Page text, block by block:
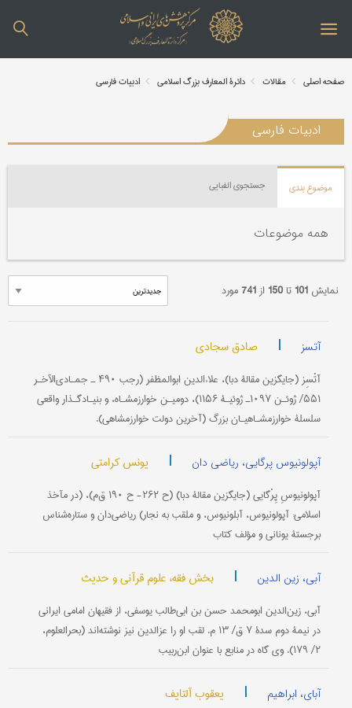
صفحه اصلی مقالات دائرة المعارف بزرگ اسلامی ادبیات فارسی
ادبیات فارسی
موضوع بندی جستجوی الفبایی
همه موضوعات
نمایش 101تا150 از741مورد
آتسز | صادق سجادی
آتْسِز (جایگزین مقالۀ دبا)، علاءالدين ابوالمظفر (رجب ۴۹۰ ـ جمـادی‌الآخـر
۵۵۱/ ژوئـن ۱۰۹۷ـ ژوئیـۀ ۱۱۵۶)، دومیـن خوارزمشـاه، و بنیـادگـذار واقعی
سلسلۀ خوارزمشـاهیـان بزرگ (آخرین دولت خوارزمشاهی).
آپولونیوس پرگایی، ریاضی دان | یونس کرامتی
آپولونیوسِ پِرْگایی (جایگزین مقالۀ دبا) (ح ۲۶۲- ح ۱۹۰ ق‌م)، (در مآخذ
اسلامی: آپولونیوس، آبلونیوس، و ملقب به نجار) ریاضی‌دان و ستاره‌شناس
برجستۀ یونانی و مؤلف کتاب
آبی، زین الدین | بخش فقه، علوم قرآنی و حدیث
آبی، زین‌الدین ابومحمد حسن بن ابی‌طالب یوسفی، از فقیهان امامی ایرانی
در نیمۀ دوم سدۀ ۷ ق/ ۱۳ م. لقب او را عزالدین نیز نوشته‌اند (بحرالعلوم،
۲/ ۱۷۹). وی گاه در منابع با عنوان ابن‌ربیب
آبای، ابراهیم | یعقوب آلتایف